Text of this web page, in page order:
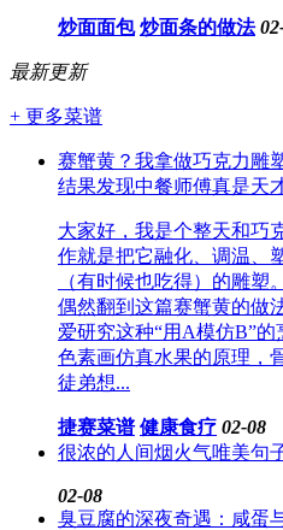
炒面面包 炒面条的做法
最新更新
+ 更多菜谱
赛蟹黄？我拿做巧克力雕
结果发现中餐师傅真是天
大家好，我是个整天和巧
作就是把它融化、调温、
（有时候也吃得）的雕塑
偶然翻到这篇赛蟹黄的
爱研究这种“用A模仿B”
色素画仿真水果的原理，
徒弟想...
捷赛菜谱 健康食疗 02-08
很浓的人间烟火气唯美句
02-08
臭豆腐的深夜奇遇：咸蛋